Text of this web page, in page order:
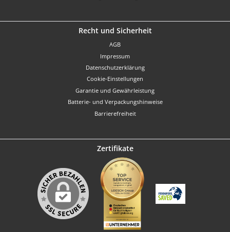
Recht und Sicherheit
AGB
Impressum
Datenschutzerklärung
Cookie-Einstellungen
Garantie und Gewährleistung
Batterie- und Verpackungshinweise
Barrierefreiheit
Zertifikate